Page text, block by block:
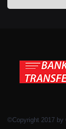
©Copyright 2017 by